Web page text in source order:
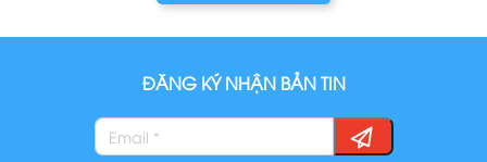
ĐĂNG KÝ NHẬN BẢN TIN